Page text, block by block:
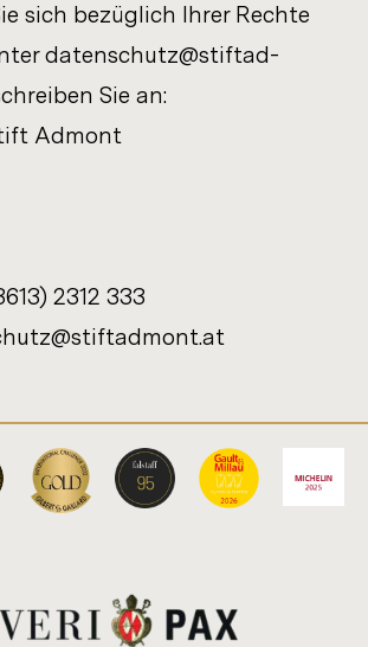
sich be­züg­lich Ihrer Rech­te
da­ten­schutz@stift­ad­
Sie an:
Ad­mont
2312 333